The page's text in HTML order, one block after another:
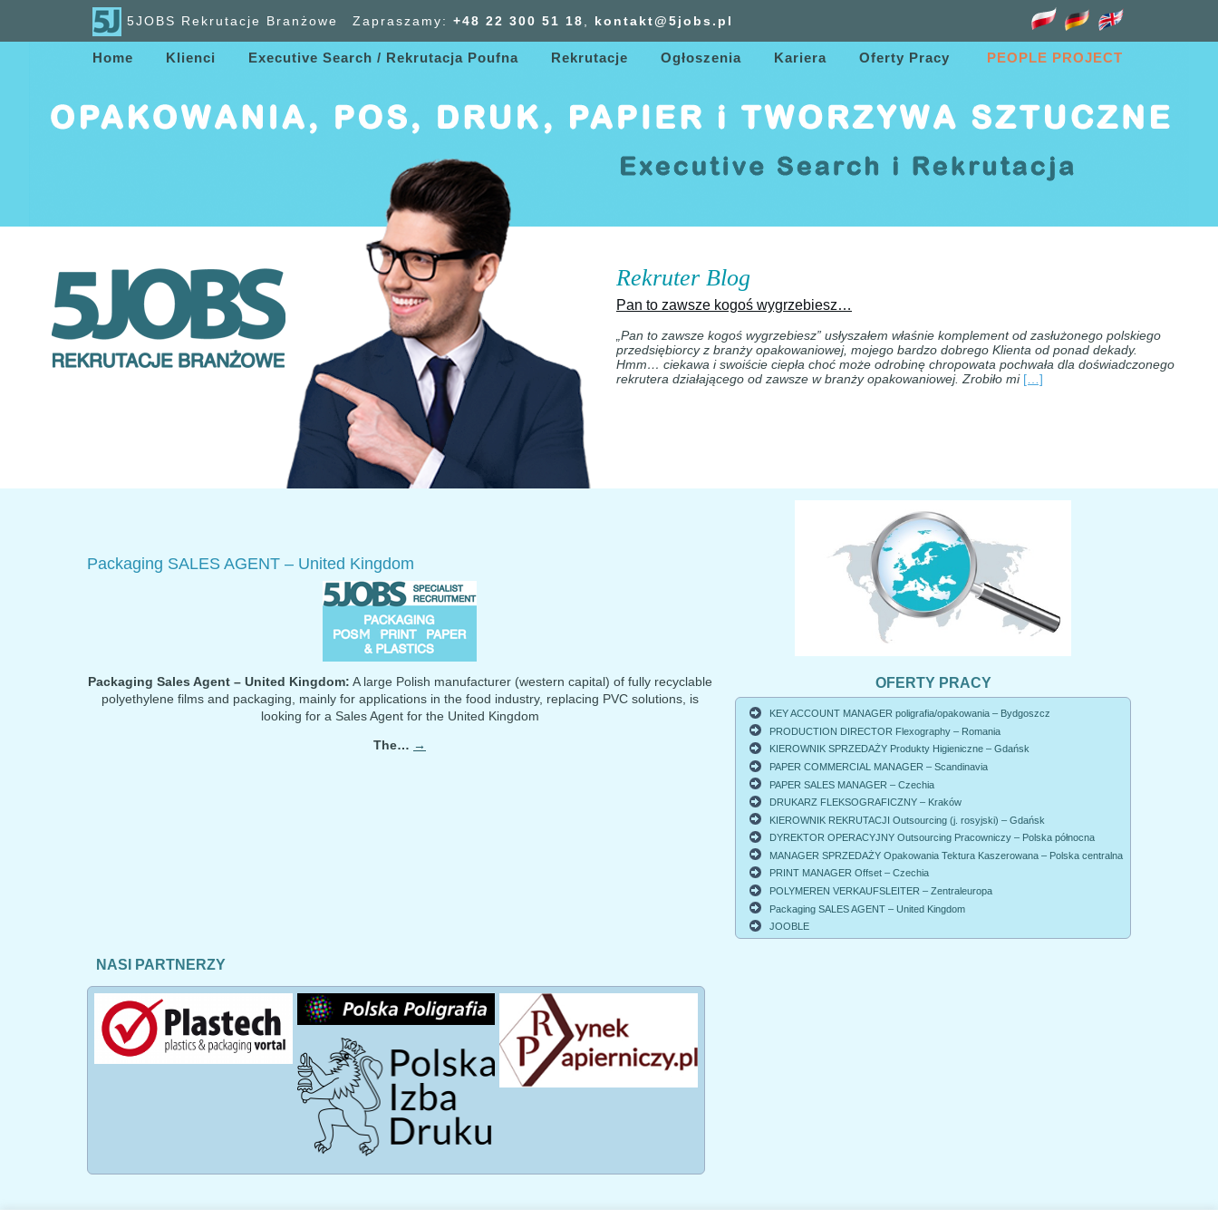
5JOBS Rekrutacje Branżowe Zapraszamy: +48 22 300 51 18 kontakt@5jobs.pl
Home Klienci Executive Search / Rekrutacja Poufna Rekrutacje Ogłoszenia Kariera Oferty Pracy PEOPLE PROJECT
Rekruter Blog
Pan to zawsze kogoś wygrzebiesz…
„Pan to zawsze kogoś wygrzebiesz” usłyszałem właśnie komplement od zasłużonego polskiego
przedsiębiorcy z branży opakowaniowej, mojego bardzo dobrego Klienta od ponad dekady.
Hmm… ciekawa i swoiście ciepła choć może odrobinę chropowata pochwała dla doświadczonego
rekrutera działającego od zawsze w branży opakowaniowej. Zrobiło mi […]
Packaging SALES AGENT – United Kingdom
Packaging Sales Agent – United Kingdom: A large Polish manufacturer (western capital) of fully recyclable
polyethylene films and packaging, mainly for applications in the food industry, replacing PVC solutions, is
looking for a Sales Agent for the United Kingdom
The… →
OFERTY PRACY
KEY ACCOUNT MANAGER poligrafia/opakowania – Bydgoszcz
PRODUCTION DIRECTOR Flexography – Romania
KIEROWNIK SPRZEDAŻY Produkty Higieniczne – Gdańsk
PAPER COMMERCIAL MANAGER – Scandinavia
PAPER SALES MANAGER – Czechia
DRUKARZ FLEKSOGRAFICZNY – Kraków
KIEROWNIK REKRUTACJI Outsourcing (j. rosyjski) – Gdańsk
DYREKTOR OPERACYJNY Outsourcing Pracowniczy – Polska północna
MANAGER SPRZEDAŻY Opakowania Tektura Kaszerowana – Polska centralna
PRINT MANAGER Offset – Czechia
POLYMEREN VERKAUFSLEITER – Zentraleuropa
Packaging SALES AGENT – United Kingdom
JOOBLE
NASI PARTNERZY